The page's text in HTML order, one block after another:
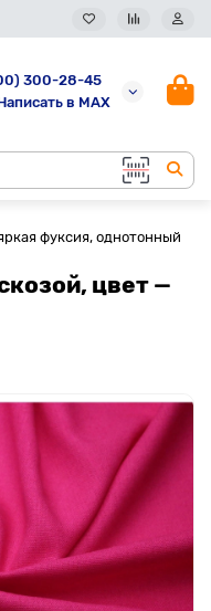
300-28-45
в MAX
фуксия, однотонный
цвет —